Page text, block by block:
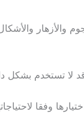
والأزهار
لا تستخدم بشكل
وفقا